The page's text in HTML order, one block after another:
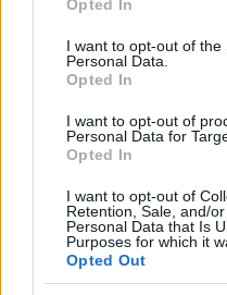
use your data for below
consent section.
Opted In
I want to opt-out of the
Personal Data.
Opted In
I want to opt-out of
Personal Data for
Opted In
I want to opt-out of
Retention, Sale, and/
Personal Data that Is
Purposes for which it
Opted Out
οι διαχειριστές να
οποίοι επί όσο
συνήθως κλειστά
κοινόχρηστα, ούτε καν
επικοινωνίας, και
για τα χρέη προς τη
Όταν οι διαχειριστές
των διαμερισμάτων,